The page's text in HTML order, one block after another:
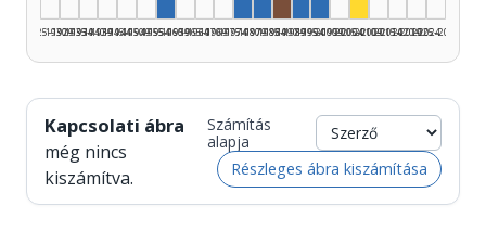
1925–1929
1930–1934
1935–1939
1940–1944
1945–1949
1950–1954
Szerző, 1955–1959: 1
1955–1959
1960–1964
1965–1969
1970–1974
1975–1979
1980–1984
Rádióra alkalmazó,
1985–1989
Szerző, 1990–1994: 1
1990–1994
Szerző, 1995–1999:
1995–1999
2000–2004
Színész,
2005–2009
2010–2014
2015–2019
2020–2024
2025–2026
Kapcsolati ábra
még nincs
kiszámítva.
Számítás
alapja
Részleges ábra kiszámítása